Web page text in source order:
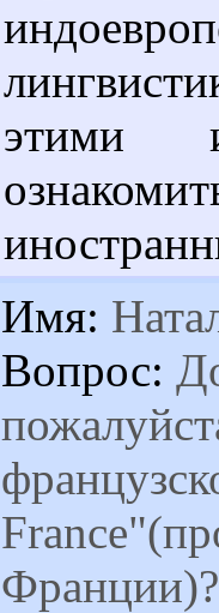
этими
Имя:
Вопрос:
Франции)?